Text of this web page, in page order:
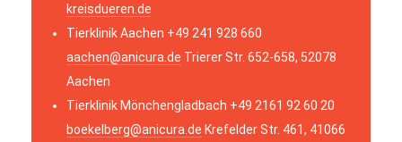
kreisdueren.de
Tierklinik Aachen +49 241 928 660
aachen@anicura.de Trierer Str. 652-658, 52078
Aachen
Tierklinik Mönchengladbach +49 2161 92 60 20
boekelberg@anicura.de Krefelder Str. 461, 41066